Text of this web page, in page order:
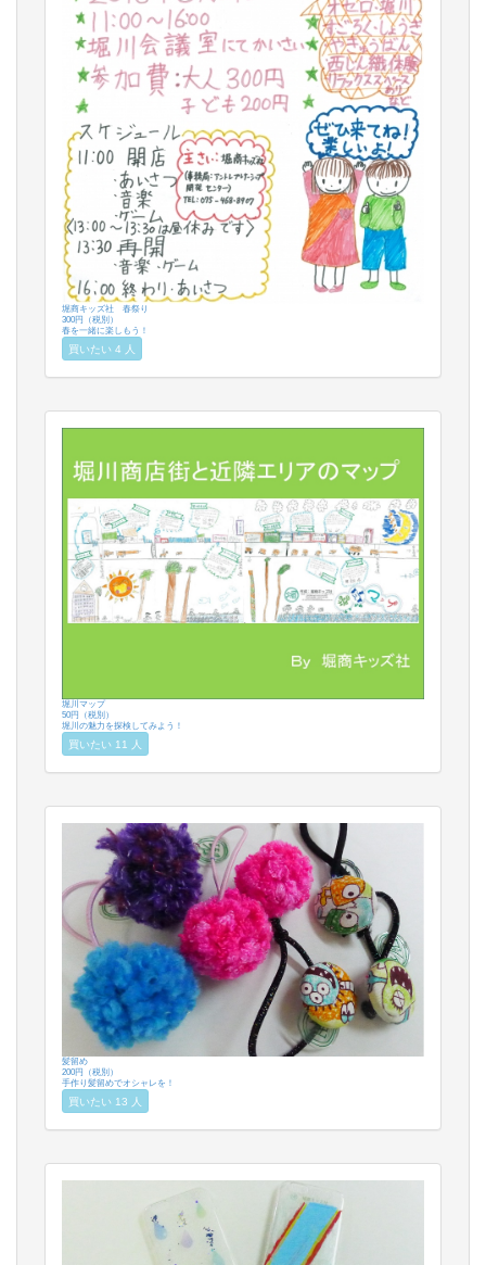
堀商キッズ社 春祭り
300円（税別）
春を一緒に楽しもう！
買いたい 4 人
堀川マップ
50円（税別）
堀川の魅力を探検してみよう！
買いたい 11 人
髪留め
200円（税別）
手作り髪留めでオシャレを！
買いたい 13 人